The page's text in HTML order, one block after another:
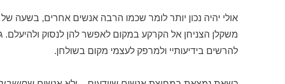
אולי יהיה נכון יותר לומר שכמו הרבה אנשים אחרים, בשעה
משקלן הצניחן אל הקרקע במקום לאפשר להן לנסוק ולהיעלם.
להרשים בידיעותיי ולמרפק לעצמי מקום בשולחן.